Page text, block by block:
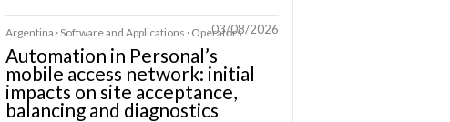
Argentina · Software and Applications · Operators03/08/2026
Automation in Personal’s
mobile access network: initial
impacts on site acceptance,
balancing and diagnostics